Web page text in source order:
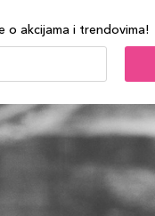
o akcijama i trendovima!